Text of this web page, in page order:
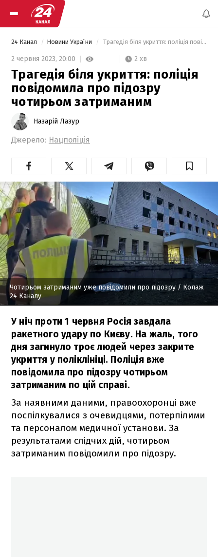
24 Канал Новини України Трагедія біля укриття: поліція повідомила про підозру чотирьом затриманим
2 червня 2023, 20:00 2 хв
Трагедія біля укриття: поліція
повідомила про підозру
чотирьом затриманим
Назарій Лазур
Джерело: Нацполіція
Чотирьом затриманим уже повідомили про підозру / Колаж
24 Каналу
У ніч проти 1 червня Росія завдала
ракетного удару по Києву. На жаль, того
дня загинуло троє людей через закрите
укриття у поліклініці. Поліція вже
повідомила про підозру чотирьом
затриманим по цій справі.
За наявними даними, правоохоронці вже
поспілкувалися з очевидцями, потерпілими
та персоналом медичної установи. За
результатами слідчих дій, чотирьом
затриманим повідомили про підозру.